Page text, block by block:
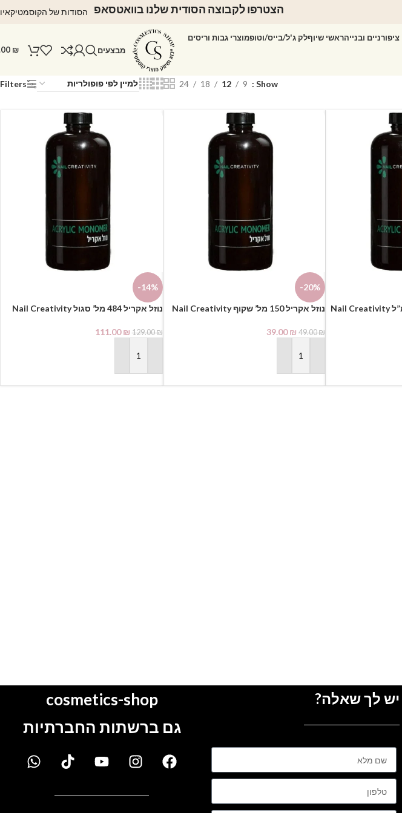
הצטרפו לקבוצה הסודית שלנו בוואטסאפ הסודות של
ובנייהראשי שיוףלק ג'ל/בייס/וטופמוצרי גבות וריסים
מבצעים ₪
Show
9
12
18
24
Filters
-20%
נוזל אקריל 150 מל’ שקוף Nail Creativity
49.00₪
39.00₪
הוספה לסל
-14%
נוזל אקריל 484 מל’ סגול Nail Creativity
129.00₪
111.00₪
הוספה לסל
יש לך שאלה?
cosmetics-shop
גם ברשתות החברתיות